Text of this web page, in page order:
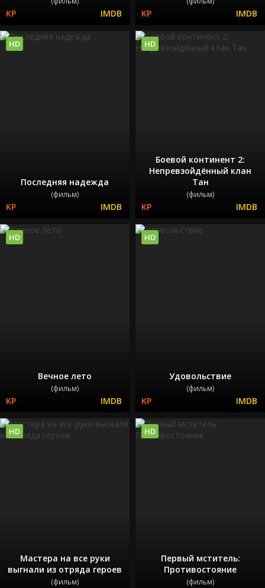
Последняя надежда
(фильм)
HD
Боевой континент 2:
Непревзойдённый клан
Тан
(фильм)
HD
Вечное лето
(фильм)
HD
Удовольствие
(фильм)
HD
Мастера на все руки
выгнали из отряда героев
(фильм)
HD
Первый мститель:
Противостояние
(фильм)
HD